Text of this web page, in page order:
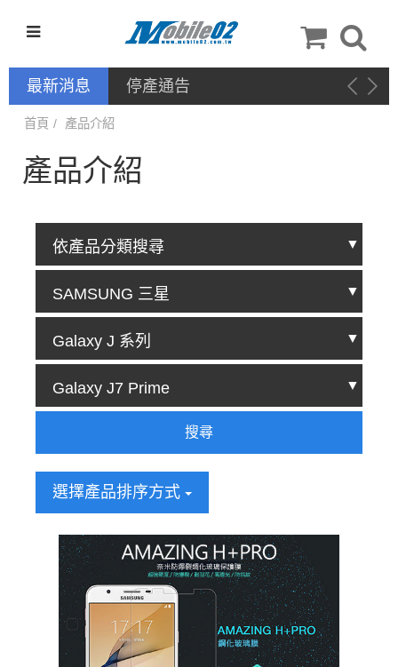
最新消息 停產通告
首頁 產品介紹
產品介紹
搜尋
選擇產品排序方式